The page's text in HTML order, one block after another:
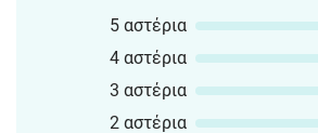
5 αστέρια
4 αστέρια
3 αστέρια
2 αστέρια